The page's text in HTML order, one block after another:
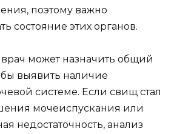
поэтому важно
состояние этих органов.
может назначить общий
выявить наличие
системе. Если свищ стал
мочеиспускания или
недостаточность, анализ